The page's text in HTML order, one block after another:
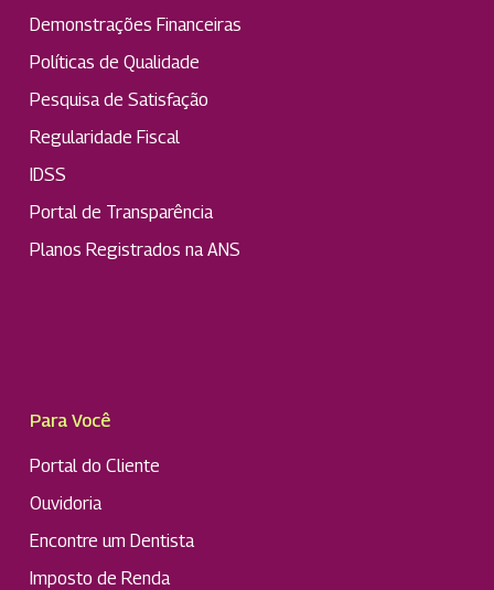
Demonstrações Financeiras
Políticas de Qualidade
Pesquisa de Satisfação
Regularidade Fiscal
IDSS
Portal de Transparência
Planos Registrados na ANS
Para Você
Portal do Cliente
Ouvidoria
Encontre um Dentista
Imposto de Renda